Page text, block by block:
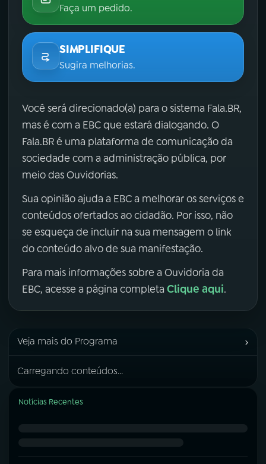
Faça um pedido.
SIMPLIFIQUE
Sugira melhorias.
Você será direcionado(a) para o sistema Fala.BR,
mas é com a EBC que estará dialogando. O
Fala.BR é uma plataforma de comunicação da
sociedade com a administração pública, por
meio das Ouvidorias.
Sua opinião ajuda a EBC a melhorar os serviços e
conteúdos ofertados ao cidadão. Por isso, não
se esqueça de incluir na sua mensagem o link
do conteúdo alvo de sua manifestação.
Para mais informações sobre a Ouvidoria da
EBC, acesse a página completa Clique aqui.
Veja mais do Programa ›
Carregando conteúdos...
Notícias Recentes